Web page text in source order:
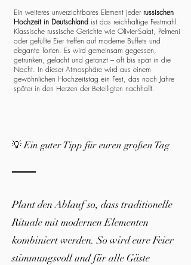
Ein weiteres unverzichtbares Element jeder russischen
Hochzeit in Deutschland ist das reichhaltige Festmahl.
Klassische russische Gerichte wie Olivier-Salat, Pelmeni
oder gefüllte Eier treffen auf moderne Buffets und
elegante Torten. Es wird gemeinsam gegessen,
getrunken, gelacht und getanzt – oft bis spät in die
Nacht. In dieser Atmosphäre wird aus einem
gewöhnlichen Hochzeitstag ein Fest, das noch Jahre
später in den Herzen der Beteiligten nachhallt.
💡 Ein guter Tipp für euren großen Tag
Plant den Ablauf so, dass traditionelle
Rituale mit modernen Elementen
kombiniert werden. So wird eure Feier
stimmungsvoll und für alle Gäste